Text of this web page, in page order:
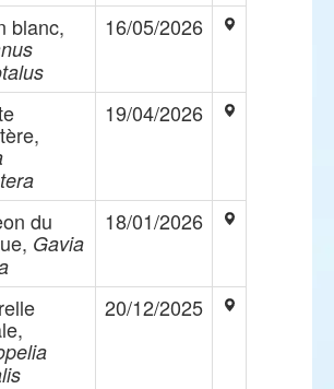
blanc, 16/05/2026
19/04/2026
du
Gavia
18/01/2026
20/12/2025